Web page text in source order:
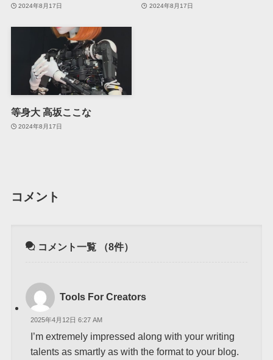
2024年8月17日 2024年8月17日
等身大 高坂ここな
2024年8月17日
コメント
コメント一覧 （8件）
Tools For Creators
2025年4月12日 6:27 AM
I’m extremely impressed along with your writing
talents as smartly as with the format to your blog.